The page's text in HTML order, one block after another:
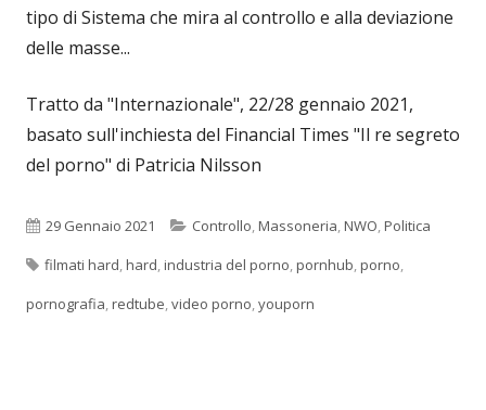
tipo di Sistema che mira al controllo e alla deviazione
delle masse...
Tratto da "Internazionale", 22/28 gennaio 2021,
basato sull'inchiesta del Financial Times "Il re segreto
del porno" di Patricia Nilsson
Pubblicato
29 Gennaio 2021 Categorie
Controllo,Massoneria,NWO,Politica
Tag
filmati hard,hard,industria del porno,pornhub,porno,
pornografia,redtube,video porno,youporn